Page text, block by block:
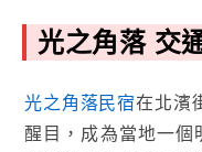
光之角落 交
光之角落民宿在北濱
醒目，成為當地一個